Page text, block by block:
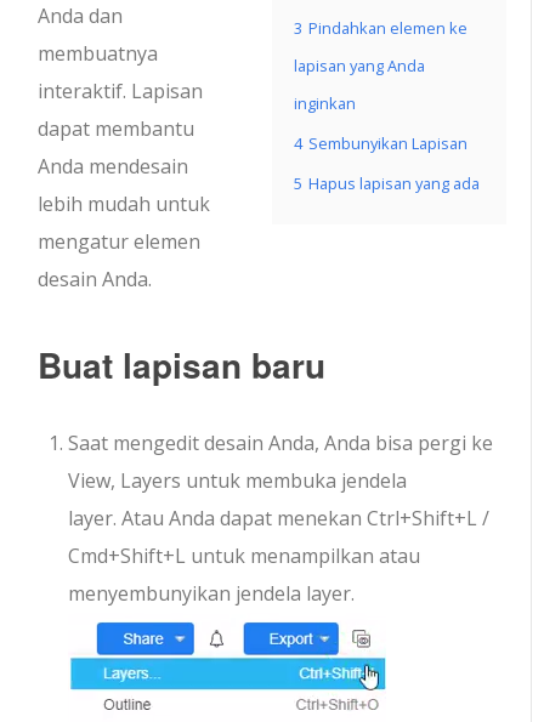
3 Pindahkan elemen ke
lapisan yang Anda
inginkan
4 Sembunyikan Lapisan
5 Hapus lapisan yang ada
Anda dan
membuatnya
interaktif. Lapisan
dapat membantu
Anda mendesain
lebih mudah untuk
mengatur elemen
desain Anda.
Buat lapisan baru
Saat mengedit desain Anda, Anda bisa pergi ke
View, Layers untuk membuka jendela
layer.Atau Anda dapat menekan Ctrl+Shift+L /
Cmd+Shift+L untuk menampilkan atau
menyembunyikan jendela layer.